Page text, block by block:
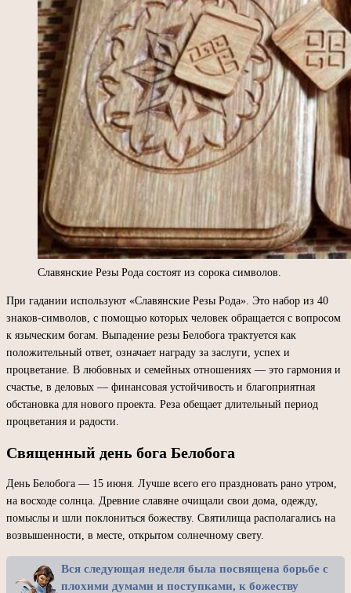
Славянские Резы Рода состоят из сорока символов.
При гадании используют «Славянские Резы Рода». Это набор из 40
знаков-символов, с помощью которых человек обращается с вопросом
к языческим богам. Выпадение резы Белобога трактуется как
положительный ответ, означает награду за заслуги, успех и
процветание. В любовных и семейных отношениях — это гармония и
счастье, в деловых — финансовая устойчивость и благоприятная
обстановка для нового проекта. Реза обещает длительный период
процветания и радости.
Священный день бога Белобога
День Белобога — 15 июня. Лучше всего его праздновать рано утром,
на восходе солнца. Древние славяне очищали свои дома, одежду,
помыслы и шли поклониться божеству. Святилища располагались на
возвышенности, в месте, открытом солнечному свету.
Вся следующая неделя была посвящена борьбе с
плохими думами и поступками, к божеству